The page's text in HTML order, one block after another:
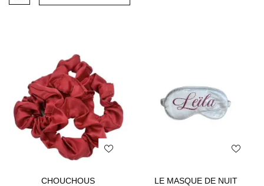
CHOUCHOUS LE MASQUE DE NUIT